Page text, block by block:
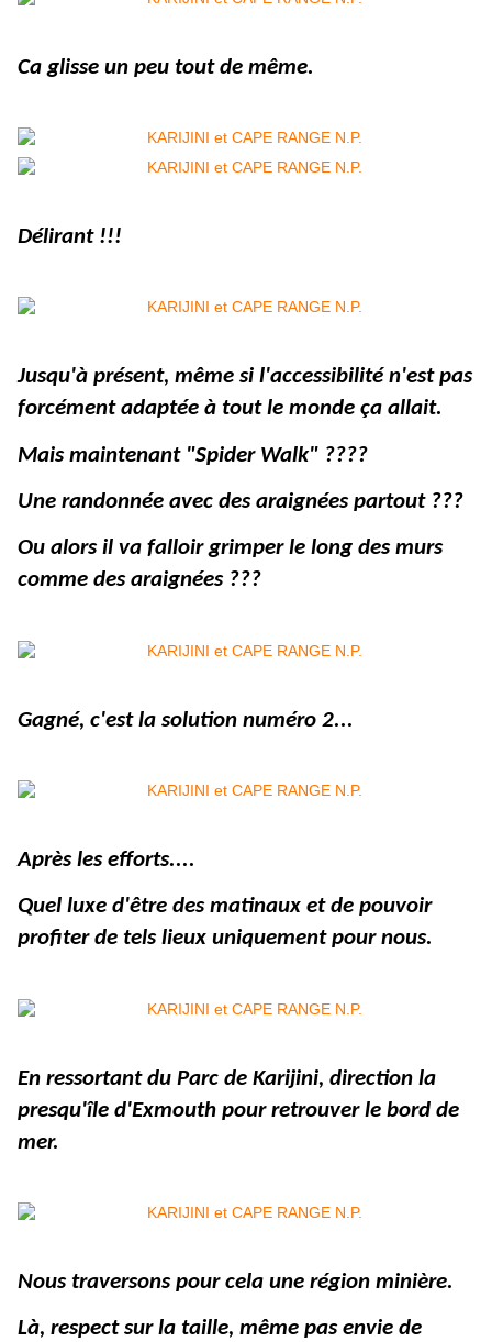
Ca glisse un peu tout de même.
Délirant !!!
Jusqu'à présent, même si l'accessibilité n'est pas
forcément adaptée à tout le monde ça allait.
Mais maintenant "Spider Walk" ????
Une randonnée avec des araignées partout ???
Ou alors il va falloir grimper le long des murs
comme des araignées ???
Gagné, c'est la solution numéro 2...
Après les efforts....
Quel luxe d'être des matinaux et de pouvoir
profiter de tels lieux uniquement pour nous.
En ressortant du Parc de Karijini, direction la
presqu'île d'Exmouth pour retrouver le bord de
mer.
Nous traversons pour cela une région minière.
Là, respect sur la taille, même pas envie de